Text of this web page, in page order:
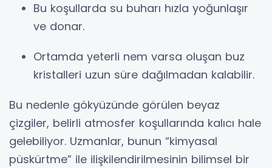
Bu koşullarda su buharı hızla yoğunlaşır
ve donar.
Ortamda yeterli nem varsa oluşan buz
kristalleri uzun süre dağılmadan kalabilir.
Bu nedenle gökyüzünde görülen beyaz
çizgiler, belirli atmosfer koşullarında kalıcı hale
gelebiliyor. Uzmanlar, bunun “kimyasal
püskürtme” ile ilişkilendirilmesinin bilimsel bir